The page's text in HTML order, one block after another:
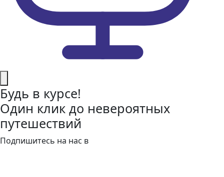
Будь в курсе!
Один клик до невероятных
путешествий
Подпишитесь на нас в